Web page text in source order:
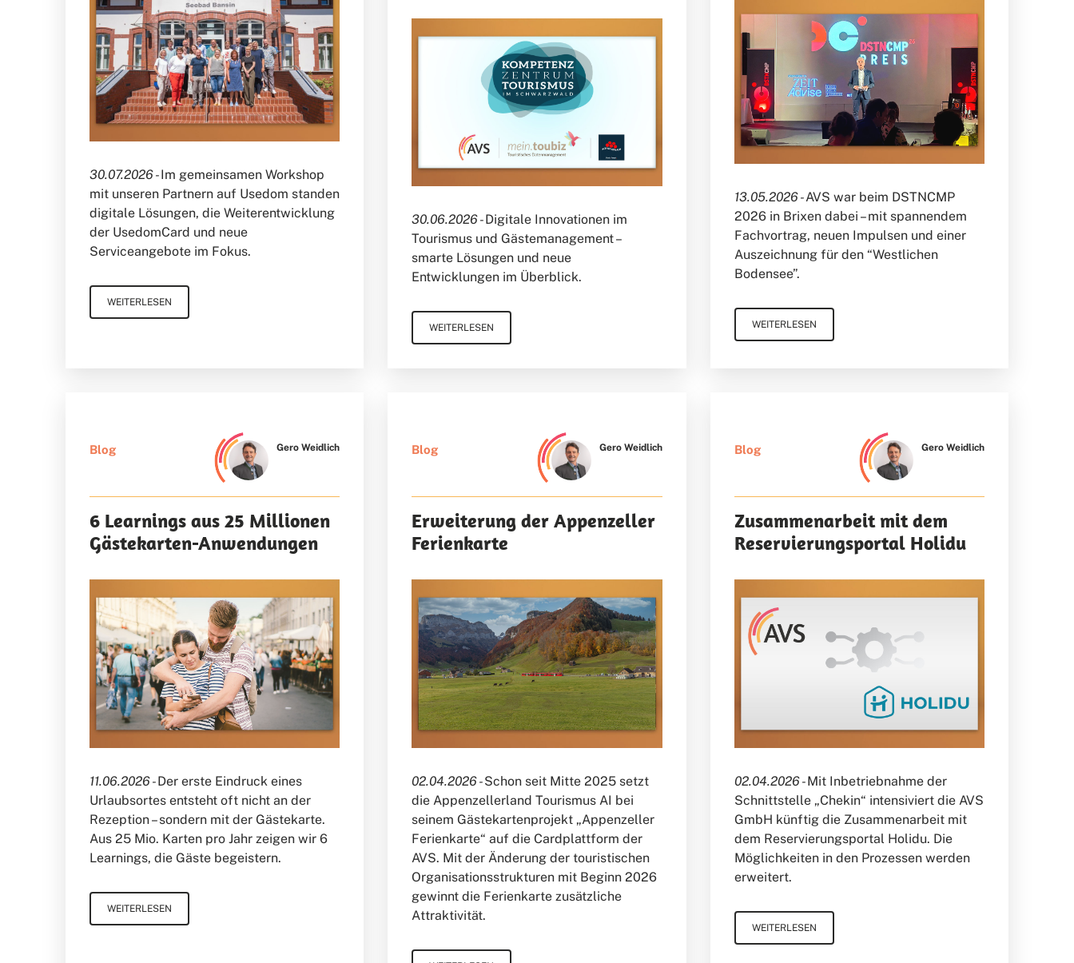
30.07.2026 -Im gemeinsamen Workshop
mit unseren Partnern auf Usedom standen
digitale Lösungen, die Weiterentwicklung
der UsedomCard und neue
Serviceangebote im Fokus.
WEITERLESEN
30.06.2026 -Digitale Innovationen im
Tourismus und Gästemanagement –
smarte Lösungen und neue
Entwicklungen im Überblick.
WEITERLESEN
13.05.2026 -AVS war beim DSTNCMP
2026 in Brixen dabei – mit spannendem
Fachvortrag, neuen Impulsen und einer
Auszeichnung für den “Westlichen
Bodensee”.
WEITERLESEN
Blog Gero Weidlich
6 Learnings aus 25 Millionen
Gästekarten-Anwendungen
11.06.2026 -Der erste Eindruck eines
Urlaubsortes entsteht oft nicht an der
Rezeption – sondern mit der Gästekarte.
Aus 25 Mio. Karten pro Jahr zeigen wir 6
Learnings, die Gäste begeistern.
WEITERLESEN
Blog Gero Weidlich
Erweiterung der Appenzeller
Ferienkarte
02.04.2026 -Schon seit Mitte 2025 setzt
die Appenzellerland Tourismus AI bei
seinem Gästekartenprojekt „Appenzeller
Ferienkarte“ auf die Cardplattform der
AVS. Mit der Änderung der touristischen
Organisationsstrukturen mit Beginn 2026
gewinnt die Ferienkarte zusätzliche
Attraktivität.
Blog Gero Weidlich
Zusammenarbeit mit dem
Reservierungsportal Holidu
02.04.2026 -Mit Inbetriebnahme der
Schnittstelle „Chekin“ intensiviert die AVS
GmbH künftig die Zusammenarbeit mit
dem Reservierungsportal Holidu. Die
Möglichkeiten in den Prozessen werden
erweitert.
WEITERLESEN